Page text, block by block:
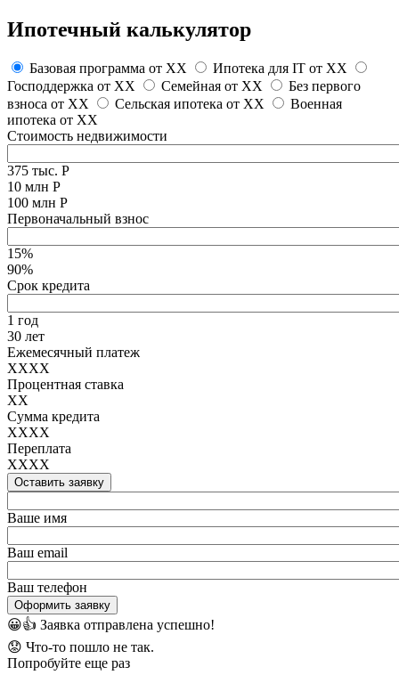
Ипотечный калькулятор
Базовая программа от XX Ипотека для IT от XX
Господдержка от XX Семейная от XX
Без первого
взноса от XX Сельская ипотека от XX
Военная
ипотека от XX
Стоимость недвижимости
375 тыс. Р
10 млн Р
100 млн Р
Первоначальный взнос
15%
90%
Срок кредита
1 год
30 лет
Ежемесячный платеж
XXXX
Процентная ставка
XX
Сумма кредита
XXXX
Переплата
XXXX
Оставить заявку
Ваше имя
Ваш email
Ваш телефон
Оформить заявку
😀👍 Заявка отправлена успешно!
😟 Что-то пошло не так.
Попробуйте еще раз